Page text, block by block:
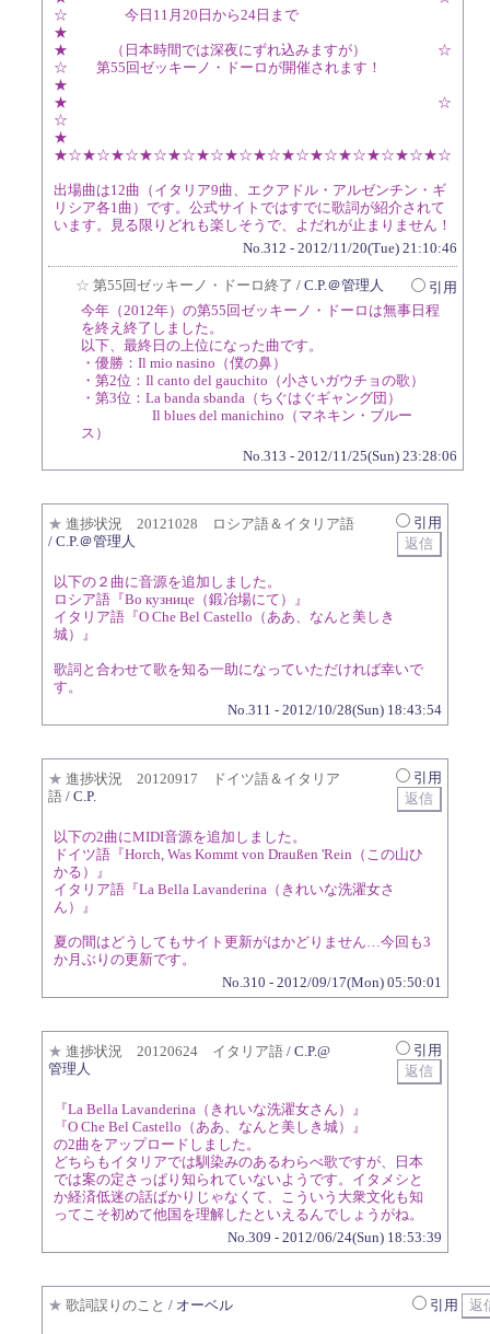
☆ 今日11月20日から24日まで
★
★ （日本時間では深夜にずれ込みますが） ☆
☆ 第55回ゼッキーノ・ドーロが開催されます！
★
★ ☆
☆
★
★☆★☆★☆★☆★☆★☆★☆★☆★☆★☆★☆★☆★☆★☆
出場曲は12曲（イタリア9曲、エクアドル・アルゼンチン・ギ
リシア各1曲）です。公式サイトではすでに歌詞が紹介されて
います。見る限りどれも楽しそうで、よだれが止まりません！
No.312 - 2012/11/20(Tue) 21:10:46
☆ 第55回ゼッキーノ・ドーロ終了 / C.P.＠管理人
引用
今年（2012年）の第55回ゼッキーノ・ドーロは無事日程
を終え終了しました。
以下、最終日の上位になった曲です。
・優勝：Il mio nasino（僕の鼻）
・第2位：Il canto del gauchito（小さいガウチョの歌）
・第3位：La banda sbanda（ちぐはぐギャング団）
Il blues del manichino（マネキン・ブルー
ス）
No.313 - 2012/11/25(Sun) 23:28:06
★ 進捗状況 20121028 ロシア語＆イタリア語
/ C.P.＠管理人
引用
以下の２曲に音源を追加しました。
ロシア語『Во кузнице（鍛冶場にて）』
イタリア語『O Che Bel Castello（ああ、なんと美しき
城）』
歌詞と合わせて歌を知る一助になっていただければ幸いで
す。
No.311 - 2012/10/28(Sun) 18:43:54
★ 進捗状況 20120917 ドイツ語＆イタリア
語 / C.P.
引用
以下の2曲にMIDI音源を追加しました。
ドイツ語『Horch, Was Kommt von Draußen 'Rein（この山ひ
かる）』
イタリア語『La Bella Lavanderina（きれいな洗濯女さ
ん）』
夏の間はどうしてもサイト更新がはかどりません…今回も3
か月ぶりの更新です。
No.310 - 2012/09/17(Mon) 05:50:01
★ 進捗状況 20120624 イタリア語 / C.P.@
管理人
引用
『La Bella Lavanderina（きれいな洗濯女さん）』
『O Che Bel Castello（ああ、なんと美しき城）』
の2曲をアップロードしました。
どちらもイタリアでは馴染みのあるわらべ歌ですが、日本
では案の定さっぱり知られていないようです。イタメシと
か経済低迷の話ばかりじゃなくて、こういう大衆文化も知
ってこそ初めて他国を理解したといえるんでしょうがね。
No.309 - 2012/06/24(Sun) 18:53:39
★ 歌詞誤りのこと / オーベル 引用